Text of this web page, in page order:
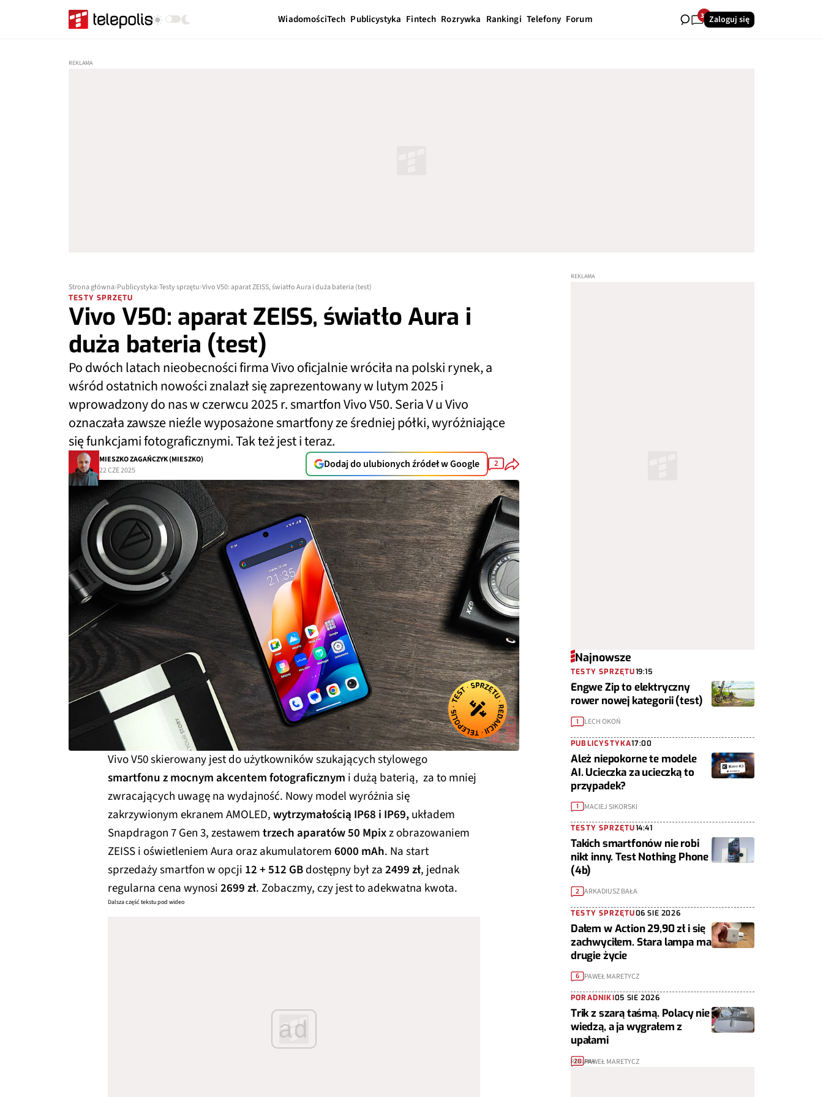
WiadomościTech Publicystyka Fintech Rozrywka Rankingi Telefony Forum 35Zaloguj się
Strona główna Publicystyka Testy sprzętu Vivo V50: aparat ZEISS, światło Aura i duża bateria (test)
TESTY SPRZĘTU
Vivo V50: aparat ZEISS, światło Aura i
duża bateria (test)
Po dwóch latach nieobecności firma Vivo oficjalnie wróciła na polski rynek, a
wśród ostatnich nowości znalazł się zaprezentowany w lutym 2025 i
wprowadzony do nas w czerwcu 2025 r. smartfon Vivo V50. Seria V u Vivo
oznaczała zawsze nieźle wyposażone smartfony ze średniej półki, wyróżniające
się funkcjami fotograficznymi. Tak też jest i teraz.
MIESZKO ZAGAŃCZYK (MIESZKO)
22 CZE 2025
Dodaj do ulubionych źródeł w Google 2
Vivo V50 skierowany jest do użytkowników szukających stylowego
smartfonu z mocnym akcentem fotograficznym i dużą baterią, za to mniej
zwracających uwagę na wydajność. Nowy model wyróżnia się
zakrzywionym ekranem AMOLED,wytrzymałością IP68 i IP69,układem
Snapdragon 7 Gen 3, zestawemtrzech aparatów 50 Mpixz obrazowaniem
ZEISS i oświetleniem Aura oraz akumulatorem6000 mAh. Na start
sprzedaży smartfon w opcji 12 + 512 GBdostępny był za2499 zł, jednak
regularna cena wynosi2699 zł. Zobaczmy, czy jest to adekwatna kwota.
Dalsza część tekstu pod wideo
ad
Najnowsze
TESTY SPRZĘTU19:15
Engwe Zip to elektryczny
rower nowej kategorii (test)
1 LECH OKOŃ
PUBLICYSTYKA17:00
Ależ niepokorne te modele
AI. Ucieczka za ucieczką to
przypadek?
1 MACIEJ SIKORSKI
TESTY SPRZĘTU14:41
Takich smartfonów nie robi
nikt inny. Test Nothing Phone
(4b)
2 ARKADIUSZ BAŁA
TESTY SPRZĘTU06 SIE 2026
Dałem w Action 29,90 zł i się
zachwyciłem. Stara lampa ma
drugie życie
6 PAWEŁ MARETYCZ
PORADNIKI05 SIE 2026
Trik z szarą taśmą. Polacy nie
wiedzą, a ja wygrałem z
upałami
20 PAWEŁ MARETYCZ